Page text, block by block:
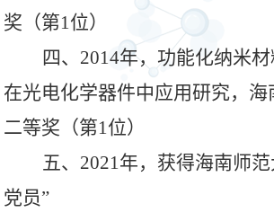
奖（第1位）
四、 2014年，功能化纳米
在光电化学器件中应用研究，海
二等奖（第1位）
五、 2021年，获得海南师
党员”